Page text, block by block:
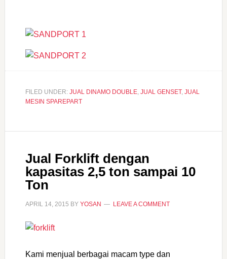
FILED UNDER: JUAL DINAMO DOUBLE, JUAL GENSET, JUAL
MESIN SPAREPART
Jual Forklift dengan
kapasitas 2,5 ton sampai 10
Ton
APRIL 14, 2015 BY YOSAN LEAVE A COMMENT
Kami menjual berbagai macam type dan